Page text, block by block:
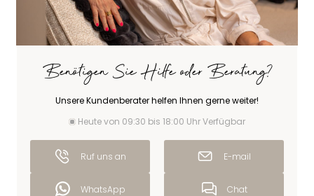
Benötigen Sie Hilfe oder Beratung?
Unsere Kundenberater helfen Ihnen gerne weiter!
Heute von 09:30 bis 18:00 Uhr Verfügbar
Ruf uns an E-mail
WhatsApp Chat